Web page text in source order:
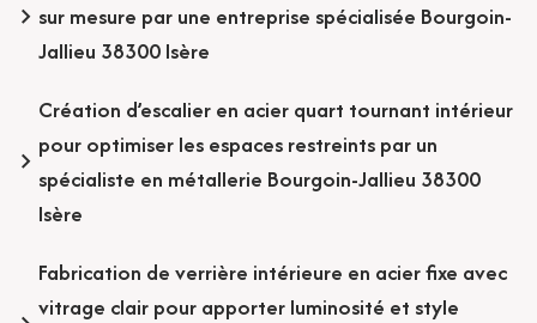
sur mesure par une entreprise spécialisée Bourgoin-
Jallieu 38300 Isère
Création d’escalier en acier quart tournant intérieur
pour optimiser les espaces restreints par un
spécialiste en métallerie Bourgoin-Jallieu 38300
Isère
Fabrication de verrière intérieure en acier fixe avec
vitrage clair pour apporter luminosité et style